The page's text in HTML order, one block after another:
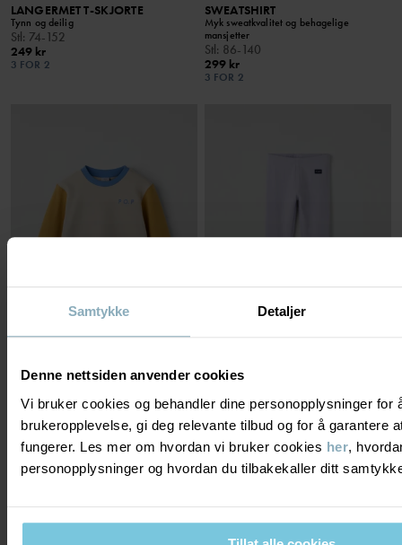
Samtykke Detaljer
Denne nettsiden anvender cookies
Vi bruker cookies og behandler dine personopplysninger for
brukeropplevelse, gi deg relevante tilbud og for å garantere
fungerer. Les mer om hvordan vi bruker cookies her,
personopplysninger og hvordan du tilbakekaller ditt
LANGERMET T-SKJORTE
Tynn og deilig
Stl: 74-152
249 kr
3 FOR 2
SWEATSHIRT
Myk sweatkvalitet og behagelige
mansjetter
Stl: 86-140
299 kr
3 FOR 2
SWEATSHIRT
Myk sweatkvalitet med brodert detalj
299 kr
NEW
PLAY TIGHTS
Hverdagsfavoritt – tåler lek og kos!
199 kr
3 FOR 2
SEASONAL STRIPE